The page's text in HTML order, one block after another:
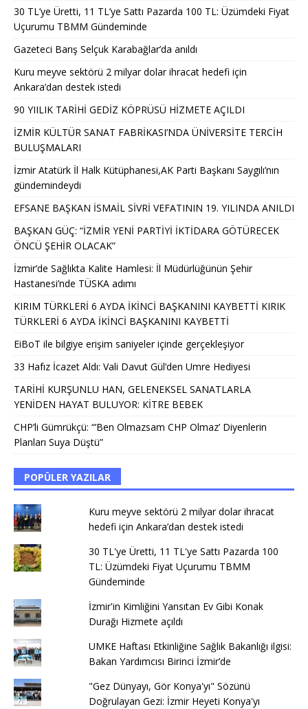
30 TL’ye Üretti, 11 TL’ye Sattı Pazarda 100 TL: Üzümdeki Fiyat
Uçurumu TBMM Gündeminde
Gazeteci Barış Selçuk Karabağlar’da anıldı
Kuru meyve sektörü 2 milyar dolar ihracat hedefi için
Ankara’dan destek istedi
90 YIILIK TARİHİ GEDİZ KÖPRÜSÜ HİZMETE AÇILDI
İZMİR KÜLTÜR SANAT FABRİKASI’NDA ÜNİVERSİTE TERCİH
BULUŞMALARI
İzmir Atatürk İl Halk Kütüphanesi,AK Parti Başkanı Saygılı’nın
gündemindeydi
EFSANE BAŞKAN İSMAİL SİVRİ VEFATININ 19. YILINDA ANILDI
BAŞKAN GÜÇ: “İZMİR YENİ PARTİYİ İKTİDARA GÖTÜRECEK
ÖNCÜ ŞEHİR OLACAK”
İzmir’de Sağlıkta Kalite Hamlesi: İl Müdürlüğünün Şehir
Hastanesi’nde TÜSKA adımı
KIRIM TÜRKLERİ 6 AYDA İKİNCİ BAŞKANINI KAYBETTİ KIRIK
TÜRKLERİ 6 AYDA İKİNCİ BAŞKANINI KAYBETTİ
EiBoT ile bilgiye erişim saniyeler içinde gerçekleşiyor
33 Hafız İcazet Aldı: Vali Davut Gül’den Umre Hediyesi
TARİHİ KURŞUNLU HAN, GELENEKSEL SANATLARLA
YENİDEN HAYAT BULUYOR: KİTRE BEBEK
CHP’li Gümrükçü: “’Ben Olmazsam CHP Olmaz’ Diyenlerin
Planları Suya Düştü”
POPÜLER YAZILAR
Kuru meyve sektörü 2 milyar dolar ihracat
hedefi için Ankara’dan destek istedi
30 TL'ye Üretti, 11 TL'ye Sattı Pazarda 100
TL: Üzümdeki Fiyat Uçurumu TBMM
Gündeminde
İzmir'in Kimliğini Yansıtan Ev Gibi Konak
Durağı Hizmete açıldı
UMKE Haftası Etkinliğine Sağlık Bakanlığı ilgisi:
Bakan Yardımcısı Birinci İzmir’de
"Gez Dünyayı, Gör Konya'yı" Sözünü
Doğrulayan Gezi: İzmir Heyeti Konya'yı